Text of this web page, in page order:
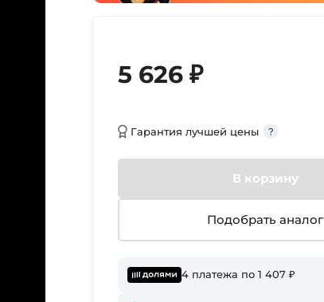
5 626 ₽
Гарантия лучшей цены
В корзину
Подобрать аналог
4 платежа по 1 407 ₽